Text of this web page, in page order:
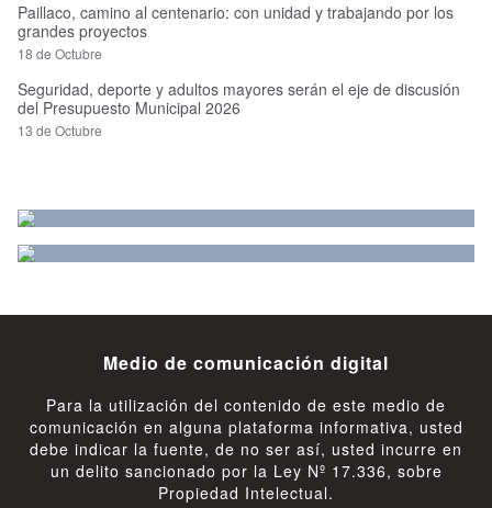
Paillaco, camino al centenario: con unidad y trabajando por los
grandes proyectos
18 de Octubre
Seguridad, deporte y adultos mayores serán el eje de discusión
del Presupuesto Municipal 2026
13 de Octubre
Medio de comunicación digital
Para la utilización del contenido de este medio de
comunicación en alguna plataforma informativa, usted
debe indicar la fuente, de no ser así, usted incurre en
un delito sancionado por la Ley Nº 17.336, sobre
Propiedad Intelectual.